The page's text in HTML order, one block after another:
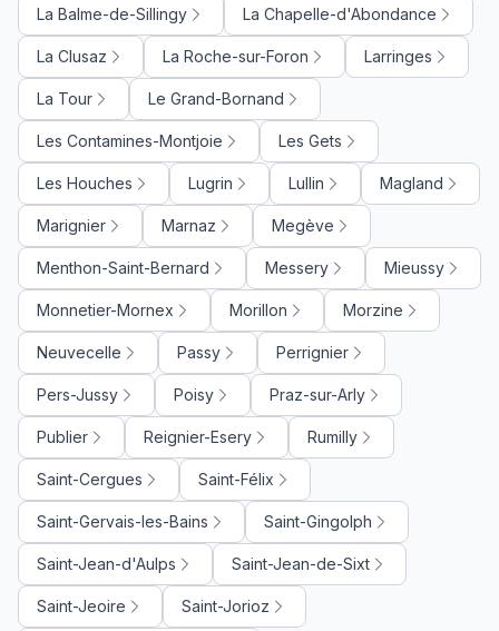
La Balme-de-Sillingy La Chapelle-d'Abondance
La Clusaz La Roche-sur-Foron Larringes
La Tour Le Grand-Bornand
Les Contamines-Montjoie Les Gets
Les Houches Lugrin Lullin Magland
Marignier Marnaz Megève
Menthon-Saint-Bernard Messery Mieussy
Monnetier-Mornex Morillon Morzine
Neuvecelle Passy Perrignier
Pers-Jussy Poisy Praz-sur-Arly
Publier Reignier-Esery Rumilly
Saint-Cergues Saint-Félix
Saint-Gervais-les-Bains Saint-Gingolph
Saint-Jean-d'Aulps Saint-Jean-de-Sixt
Saint-Jeoire Saint-Jorioz